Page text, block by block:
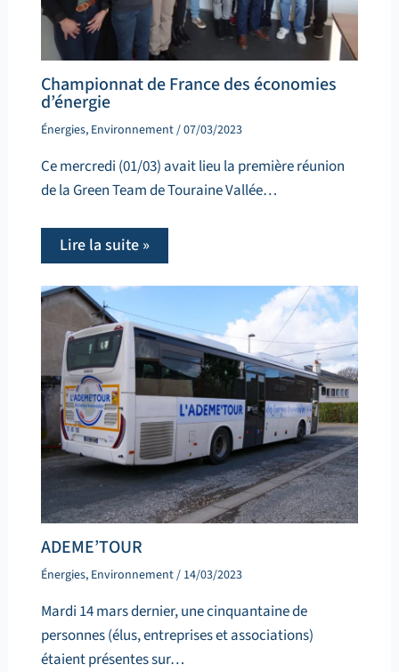
Championnat de France des économies
d’énergie
Énergies, Environnement/07/03/2023
Ce mercredi (01/03) avait lieu la première réunion
de la Green Team de Touraine Vallée…
Lire la suite »
ADEME’TOUR
Énergies, Environnement/ 14/03/2023
Mardi 14 mars dernier, une cinquantaine de
personnes (élus, entreprises et associations)
étaient présentes sur…